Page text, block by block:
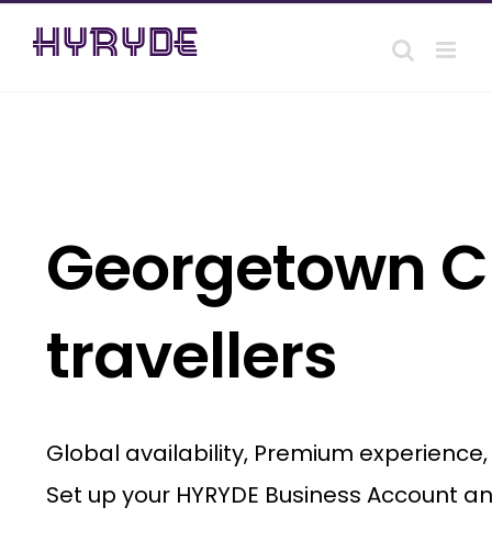
Skip
Georgetown
travellers
Global availability, Premium
Set up your HYRYDE Business Account